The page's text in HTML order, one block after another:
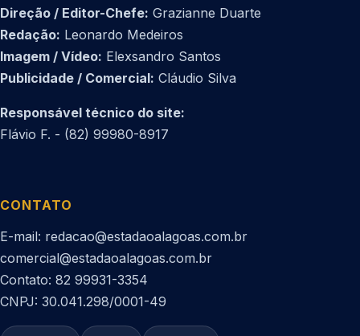
Direção / Editor-Chefe: Grazianne Duarte
Redação: Leonardo Medeiros
Imagem / Vídeo: Elexsandro Santos
Publicidade / Comercial: Cláudio Silva
Responsável técnico do site:
Flávio F. - (82) 99980-8917
CONTATO
E-mail: redacao@estadaoalagoas.com.br
comercial@estadaoalagoas.com.br
Contato: 82 99931-3354
CNPJ: 30.041.298/0001-49